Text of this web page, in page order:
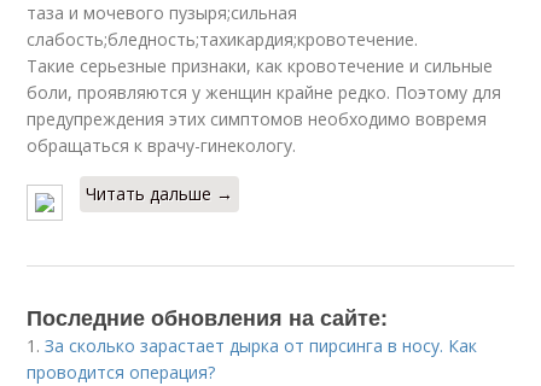
таза и мочевого пузыря;сильная
слабость;бледность;тахикардия;кровотечение.
Такие серьезные признаки, как кровотечение и сильные
боли, проявляются у женщин крайне редко. Поэтому для
предупреждения этих симптомов необходимо вовремя
обращаться к врачу-гинекологу.
Читать дальше →
Последние обновления на сайте:
1.За сколько зарастает дырка от пирсинга в носу. Как
проводится операция?